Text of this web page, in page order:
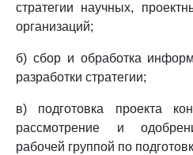
стратегии научных,
организаций;
б) сбор и обработка
разработки стратегии;
в) подготовка проекта
рассмотрение и
рабочей группой по